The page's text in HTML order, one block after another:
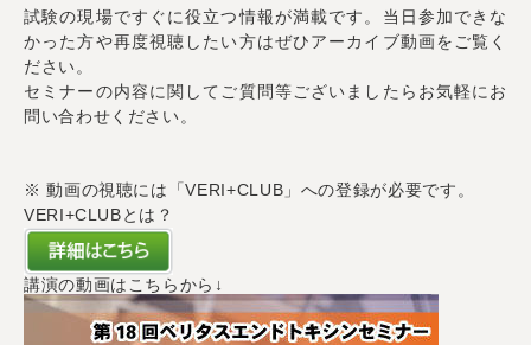
試験の現場ですぐに役立つ情報が満載です。当日参加できな
かった方や再度視聴したい方はぜひアーカイブ動画をご覧く
ださい。
セミナーの内容に関してご質問等ございましたらお気軽にお
問い合わせください。
※ 動画の視聴には「VERI+CLUB」への登録が必要です。
VERI+CLUBとは？
講演の動画はこちらから↓